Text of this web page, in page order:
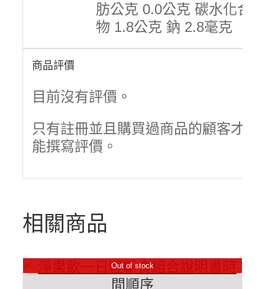
肪公克 0.0公克 碳水化合
物 1.8公克 鈉 2.8毫克
商品評價
目前沒有評價。
只有註冊並且購買過商品的顧客才
能撰寫評價。
相關商品
Out of stock